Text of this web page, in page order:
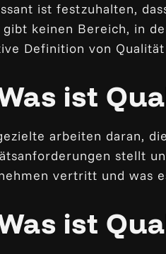
ist festzuhalten,
gibt keinen Bereich, in
Definition von
ist
arbeiten daran,
stellt
vertritt und was
ist